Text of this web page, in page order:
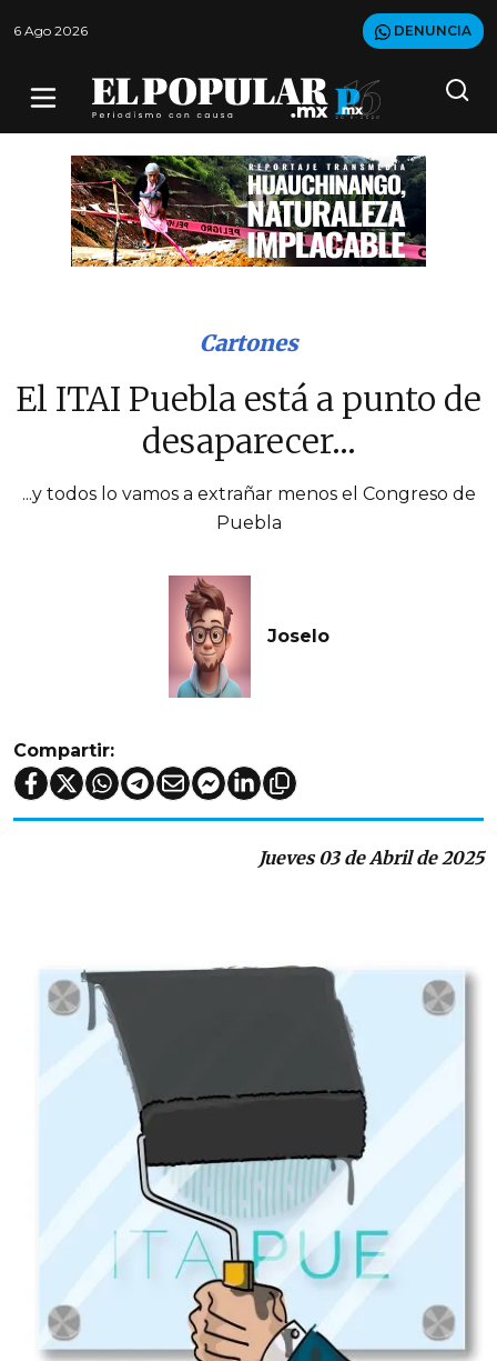
6 Ago 2026 DENUNCIA
Cartones
El ITAI Puebla está a punto de
desaparecer...
...y todos lo vamos a extrañar menos el Congreso de
Puebla
Joselo
Compartir:
Jueves 03 de Abril de 2025